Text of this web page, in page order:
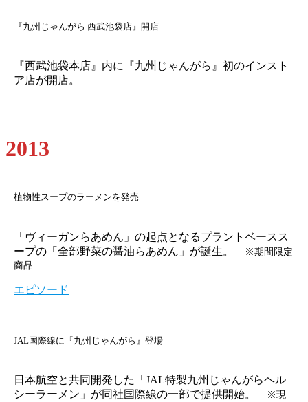
『九州じゃんがら 西武池袋店』開店
『西武池袋本店』内に『九州じゃんがら』初のインスト
ア店が開店。
2013
植物性スープのラーメンを発売
「ヴィーガンらあめん」の起点となるプラントベースス
ープの「全部野菜の醤油らあめん」が誕生。
※期間限定
商品
エピソード
JAL国際線に『九州じゃんがら』登場
日本航空と共同開発した「JAL特製九州じゃんがらヘル
シーラーメン」が同社国際線の一部で提供開始。
※現